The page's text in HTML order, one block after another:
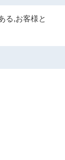
る,お客様と